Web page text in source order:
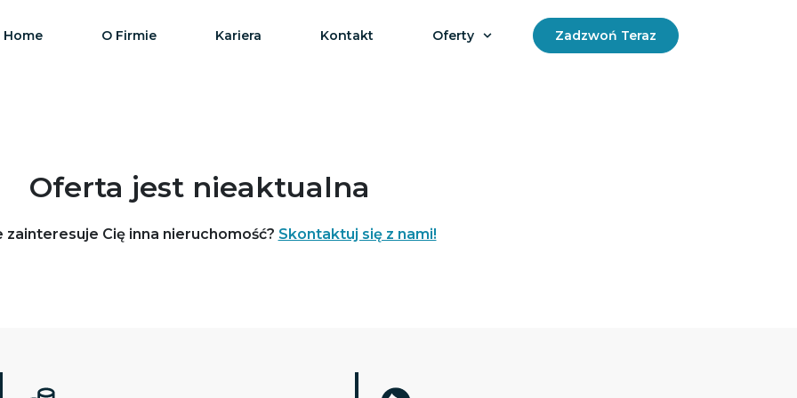
Home O Firmie Kariera Kontakt Oferty Zadzwoń Teraz
Oferta jest nieaktualna
zainteresuje Cię inna nieruchomość? Skontaktuj się z nami!